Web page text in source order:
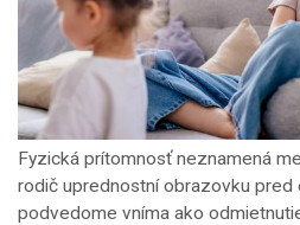
Fyzická prítomnosť neznamená
rodič uprednostní obrazovku pred
podvedome vníma ako